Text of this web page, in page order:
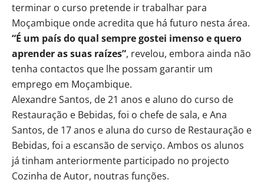
terminar o curso pretende ir trabalhar para
Moçambique onde acredita que há futuro nesta área.
“É um país do qual sempre gostei imenso e quero
aprender as suas raízes”, revelou, embora ainda não
tenha contactos que lhe possam garantir um
emprego em Moçambique.
Alexandre Santos, de 21 anos e aluno do curso de
Restauração e Bebidas, foi o chefe de sala, e Ana
Santos, de 17 anos e aluna do curso de Restauração e
Bebidas, foi a escansão de serviço. Ambos os alunos
já tinham anteriormente participado no projecto
Cozinha de Autor, noutras funções.